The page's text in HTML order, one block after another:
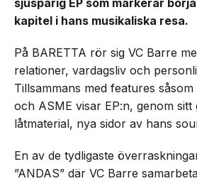
sjuspårig EP som markerar
kapitel i hans musikaliska resa.
På BARETTA rör sig VC Barre
relationer, vardagsliv och
Tillsammans med features
och ASME visar EP:n, genom sitt
låtmaterial, nya sidor av hans
En av de tydligaste
”ANDAS” där VC Barre